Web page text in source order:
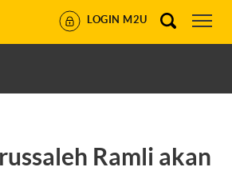
LOGIN M2U
Ramli akan